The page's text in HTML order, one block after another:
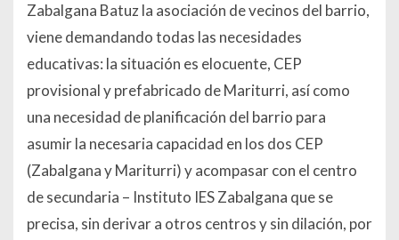
Zabalgana Batuz la asociación de vecinos del barrio,
viene demandando todas las necesidades
educativas: la situación es elocuente, CEP
provisional y prefabricado de Mariturri, así como
una necesidad de planificación del barrio para
asumir la necesaria capacidad en los dos CEP
(Zabalgana y Mariturri) y acompasar con el centro
de secundaria – Instituto IES Zabalgana que se
precisa, sin derivar a otros centros y sin dilación, por